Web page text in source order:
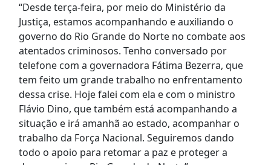
“Desde terça-feira, por meio do Ministério da
Justiça, estamos acompanhando e auxiliando o
governo do Rio Grande do Norte no combate aos
atentados criminosos. Tenho conversado por
telefone com a governadora Fátima Bezerra, que
tem feito um grande trabalho no enfrentamento
dessa crise. Hoje falei com ela e com o ministro
Flávio Dino, que também está acompanhando a
situação e irá amanhã ao estado, acompanhar o
trabalho da Força Nacional. Seguiremos dando
todo o apoio para retomar a paz e proteger a